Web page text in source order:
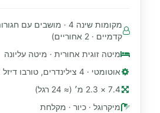
קדמיים · 2 אחוריים)
מיטה זוגית אחורית · מיטה עליונה
אוטומטי · 4 צילינדרים, טורבו דיזל
7.4 × 2.3 מ׳ (≈ 24 רגל)
מיקרוגל · כיור · מקלחת